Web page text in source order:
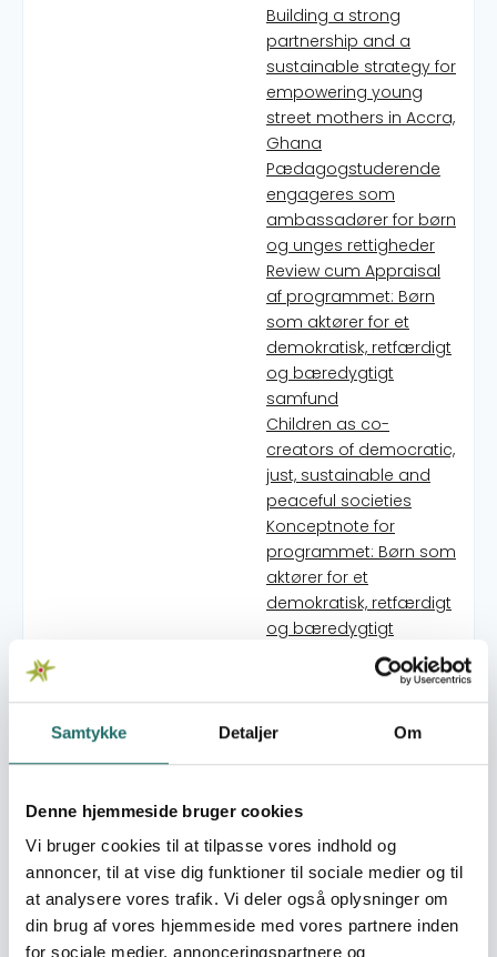
Samtykke Detaljer Om
Denne hjemmeside bruger cookies
Vi bruger cookies til at tilpasse vores indhold og
annoncer, til at vise dig funktioner til sociale medier og til
at analysere vores trafik. Vi deler også oplysninger om
din brug af vores hjemmeside med vores partnere inden
for sociale medier, annonceringspartnere og
Building a strong
partnership and a
sustainable strategy for
empowering young
street mothers in Accra,
Ghana
Pædagogstuderende
engageres som
ambassadører for børn
og unges rettigheder
Review cum Appraisal
af programmet: Børn
som aktører for et
demokratisk, retfærdigt
og bæredygtigt
samfund
Children as co-
creators of democratic,
just, sustainable and
peaceful societies
Konceptnote for
programmet: Børn som
aktører for et
demokratisk, retfærdigt
og bæredygtigt
Børn som Aktører for et
demokratisk, retfærdigt
og bæredygtigt
frivillige medarbejdere i
Børn som Aktører for et
demokratisk, retfærdigt
og bæredygtigt
samfund